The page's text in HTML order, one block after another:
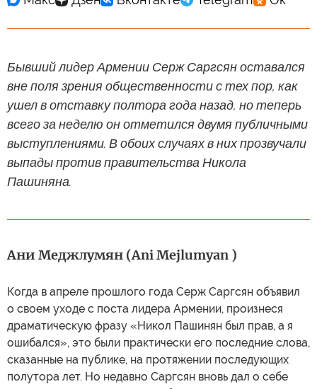
Бывший лидер Армении Серж Саргсян оставался
вне поля зрения общественности с тех пор, как
ушел в отставку полтора года назад, но теперь
всего за неделю он отметился двумя публичными
выступлениями. В обоих случаях в них прозвучали
выпады против правительства Никола
Пашиняна.
Ани Меджлумян (Ani Mejlumyan )
Когда в апреле прошлого года Серж Саргсян объявил
о своем уходе с поста лидера Армении, произнеся
драматическую фразу «Никол Пашинян был прав, а я
ошибался», это были практически его последние слова,
сказанные на публике, на протяжении последующих
полутора лет. Но недавно Саргсян вновь дал о себе